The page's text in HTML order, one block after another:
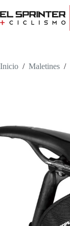
to
content
Inicio / Maletines /